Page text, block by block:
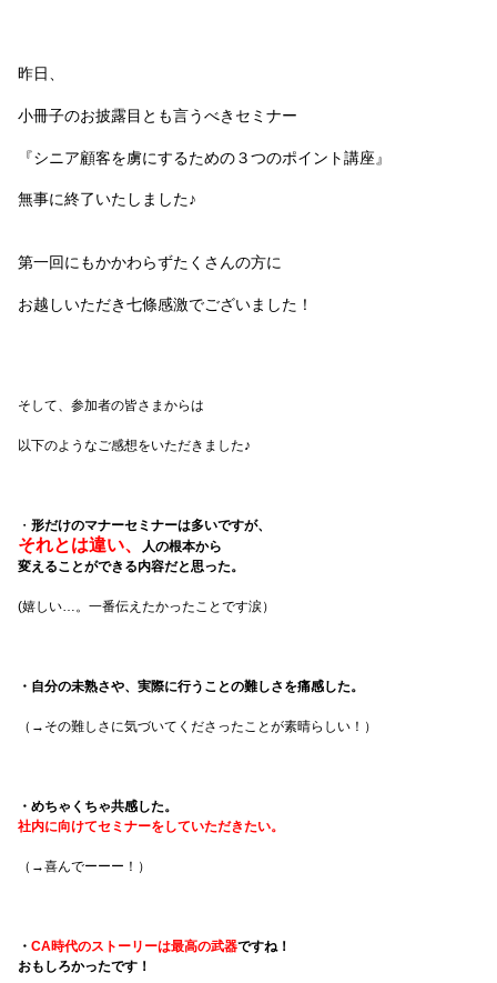
昨日、
小冊子のお披露目とも言うべきセミナー
『シニア顧客を虜にするための３つのポイント講座』
無事に終了いたしました♪
第一回にもかかわらずたくさんの方に
お越しいただき七條感激でございました！
そして、参加者の皆さまからは
以下のようなご感想をいただきました♪
・ 形だけのマナーセミナーは多いですが、
それとは違い、
人の根本から
変えることができる内容だと思った。
(嬉しい…。一番伝えたかったことです涙）
・自分の未熟さや、実際に行うことの難しさを痛感した。
（→その難しさに気づいてくださったことが素晴らしい！）
・めちゃくちゃ共感した。
社内に向けてセミナーをしていただきたい。
（→喜んでーーー！）
・ CA時代のストーリーは最高の武器ですね！
おもしろかったです！